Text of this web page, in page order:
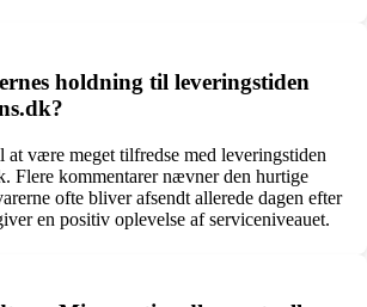
holdning til leveringstiden
at være meget tilfredse med leveringstiden
Flere kommentarer nævner den hurtige
ofte bliver afsendt allerede dagen efter
en positiv oplevelse af serviceniveauet.